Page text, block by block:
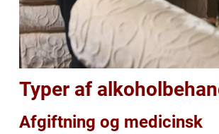
Typer af
Afgiftning og medicinsk